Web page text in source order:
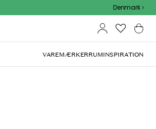
Denmark
VAREMÆRKERRUMINSPIRATION